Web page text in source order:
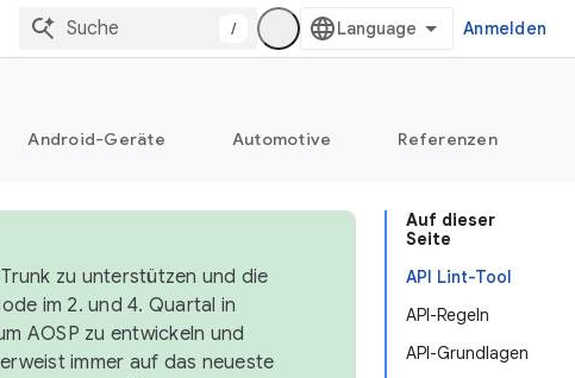
/ Anmelden
Android-Geräte Automotive Referenzen
Auf dieser
Seite
API Lint-Tool
API-Regeln
API-Grundlagen
zu unterstützen und die
im 2. und 4. Quartal in
AOSP zu entwickeln und
immer auf das neueste